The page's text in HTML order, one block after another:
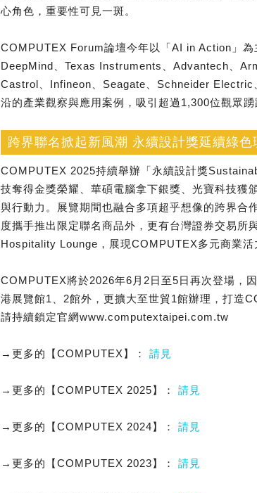
心角色，重要性可見一斑。
COMPUTEX Forum論壇今年以「AI in Action」
DeepMind、Texas Instruments、Advantech、
Castrol、Infineon、Seagate、Schneider Electric
沿的產業觀察與應用案例，吸引超過1,300位觀眾
跨界聯名掀起新風潮 永續設計獎延續綠色
COMPUTEX 2025持續舉辦「永續設計獎
技奪得金獎榮耀、華碩電腦拿下銀獎、光寶科技獲
與行動力。展覽期間也融合多項超乎想像的跨界合
度攜手推出限定聯名商品外，更有台灣證券交易所
Hospitality Lounge，展現COMPUTEX多元商業活
COMPUTEX將於2026年6月2日至5日再次登場，
港展覽館1、2館外，更擴大至世貿1館辦理，打造
請持續鎖定官網www.computextaipei.com.tw
→更多的【COMPUTEX】： 請見
→更多的【COMPUTEX 2025】： 請見
→更多的【COMPUTEX 2024】： 請見
→更多的【COMPUTEX 2023】： 請見